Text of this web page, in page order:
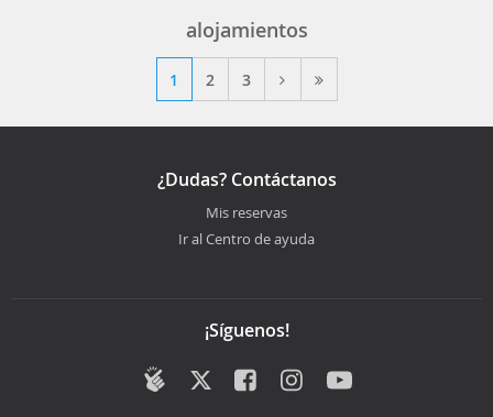
alojamientos
1 2 3
¿Dudas? Contáctanos
Mis reservas
Ir al Centro de ayuda
¡Síguenos!